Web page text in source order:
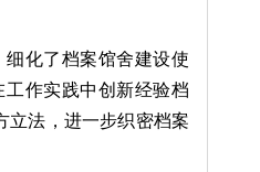
化了档案馆舍建设使
作实践中创新经验档
立法，进一步织密档案